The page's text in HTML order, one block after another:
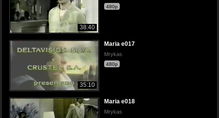
38:40
480p
35:10
Maria e017
Mrykas
480p
Maria e018
Mrykas